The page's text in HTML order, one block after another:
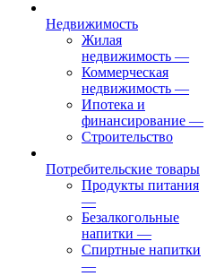
Недвижимость
Жилая
недвижимость —
Коммерческая
недвижимость —
Ипотека и
финансирование —
Строительство
Потребительские товары
Продукты питания
—
Безалкогольные
напитки —
Спиртные напитки
—